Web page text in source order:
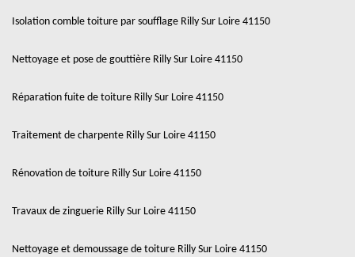
Isolation comble toiture par soufflage Rilly Sur Loire 41150
Nettoyage et pose de gouttière Rilly Sur Loire 41150
Réparation fuite de toiture Rilly Sur Loire 41150
Traitement de charpente Rilly Sur Loire 41150
Rénovation de toiture Rilly Sur Loire 41150
Travaux de zinguerie Rilly Sur Loire 41150
Nettoyage et demoussage de toiture Rilly Sur Loire 41150